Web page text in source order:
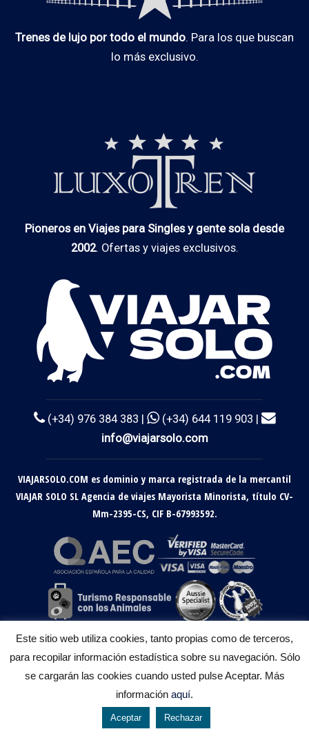
Trenes de lujo por todo el mundo. Para los que buscan
lo más exclusivo.
Pioneros en Viajes para Singles y gente sola desde
2002. Ofertas y viajes exclusivos.
(+34) 976 384 383 |
(+34) 644 119 903 |
info@viajarsolo.com
VIAJARSOLO.COM es dominio y marca registrada de la mercantil
VIAJAR SOLO SL Agencia de viajes Mayorista Minorista, título CV-
Mm-2395-CS, CIF B-67993592.
644 119 903 976 384 383
Este sitio web utiliza cookies, tanto propias como de terceros,
para recopilar información estadística sobre su navegación. Sólo
se cargarán las cookies cuando usted pulse Aceptar. Más
información aquí.
Aceptar Rechazar